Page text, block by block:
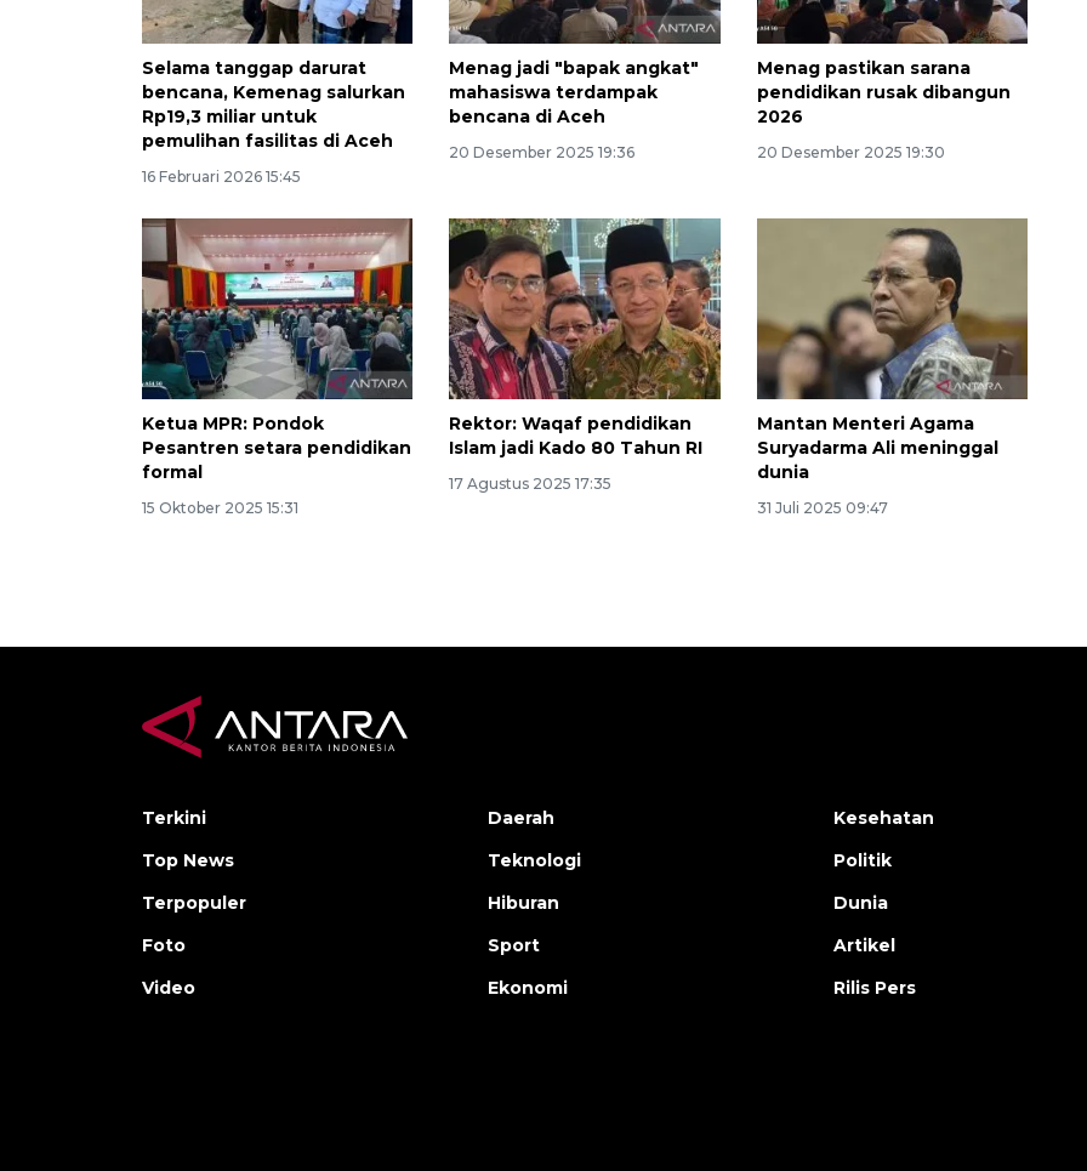
Selama tanggap darurat
bencana, Kemenag salurkan
Rp19,3 miliar untuk
pemulihan fasilitas di Aceh
16 Februari 2026 15:45
Menag jadi "bapak angkat"
mahasiswa terdampak
bencana di Aceh
20 Desember 2025 19:36
Menag pastikan sarana
pendidikan rusak dibangun
2026
20 Desember 2025 19:30
Ketua MPR: Pondok
Pesantren setara pendidikan
formal
15 Oktober 2025 15:31
Rektor: Waqaf pendidikan
Islam jadi Kado 80 Tahun RI
17 Agustus 2025 17:35
Mantan Menteri Agama
Suryadarma Ali meninggal
dunia
31 Juli 2025 09:47
Memberantas kejahatan
jalanan Jakarta
2026-08-05 18:00:00
Terkini
Top News
Terpopuler
Foto
Video
Daerah
Teknologi
Hiburan
Sport
Ekonomi
Kesehatan
Politik
Dunia
Artikel
Rilis Pers